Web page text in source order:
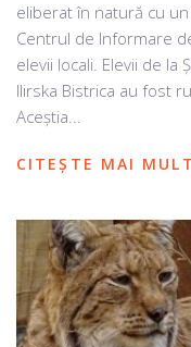
eliberat în natură cu
Centrul de Informare
elevii locali. Elevii de la
Ilirska Bistrica au fost
Aceștia...
CITEȘTE MAI MULT